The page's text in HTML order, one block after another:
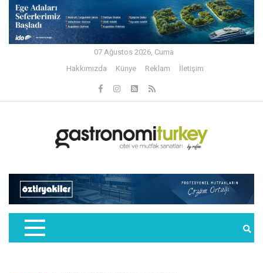
07 Ağustos 2026, Cuma
Hakkımızda
Künye Reklam İletişim